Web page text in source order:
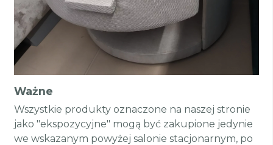
Ważne
Wszystkie produkty oznaczone na naszej stronie
jako "ekspozycyjne" mogą być zakupione jedynie
we wskazanym powyżej salonie stacjonarnym, po